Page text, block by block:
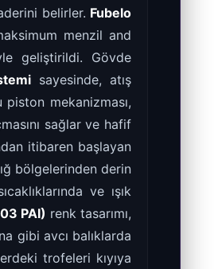
belirler. Fubelo
menzil and
geliştirildi. Gövde
sayesinde, atış
mekanizması,
sağlar ve hafif
itibaren başlayan
bölgelerinden derin
ve ışık
PAI) renk tasarımı,
gibi avcı balıklarda
trofeleri kıyıya